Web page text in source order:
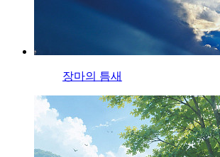
장마의 틈새